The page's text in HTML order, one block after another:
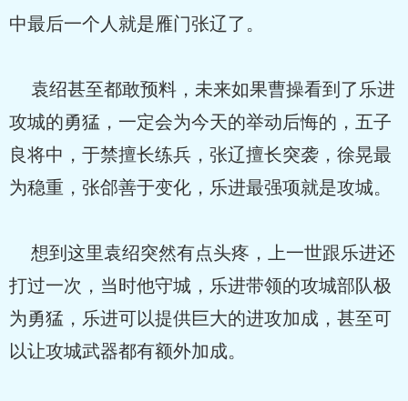
中最后一个人就是雁门张辽了。
袁绍甚至都敢预料，未来如果曹操看到了乐进
攻城的勇猛，一定会为今天的举动后悔的，五子
良将中，于禁擅长练兵，张辽擅长突袭，徐晃最
为稳重，张郃善于变化，乐进最强项就是攻城。
想到这里袁绍突然有点头疼，上一世跟乐进还
打过一次，当时他守城，乐进带领的攻城部队极
为勇猛，乐进可以提供巨大的进攻加成，甚至可
以让攻城武器都有额外加成。